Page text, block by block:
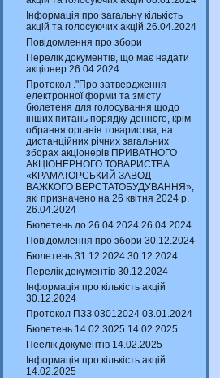
Інформація про загальну кількість
акцій та голосуючих акцій 26.04.2024
Повідомлення про збори
Перелік документів, що має надати
акціонер 26.04.2024
Протокол ."Про затвердження
електронної форми та змісту
бюлетеня для голосування щодо
інших питань порядку денного, крім
обрання органів товариства, на
дистанційних річних загальних
зборах акціонерів ПРИВАТНОГО
АКЦІОНЕРНОГО ТОВАРИСТВА
«КРАМАТОРСЬКИЙ ЗАВОД
ВАЖКОГО ВЕРСТАТОБУДУВАННЯ»,
які призначено на 26 квітня 2024 р.
26.04.2024
Бюлетень до 26.04.2024 26.04.2024
Повідомлення про збори 30.12.2024
Бюлетень 31.12.2024 30.12.2024
Перелік документів 30.12.2024
Інформація про кількість акцій
30.12.2024
Протокол ПЗЗ 03012024 03.01.2024
Бюлетень 14.02.3025 14.02.2025
Пеелік документів 14.02.2025
Інформація про кількість акцій
14.02.2025